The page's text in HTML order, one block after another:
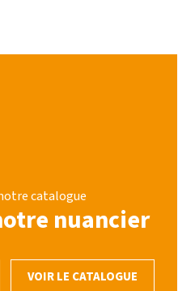
catalogue
nuancier
VOIR LE CATALOGUE